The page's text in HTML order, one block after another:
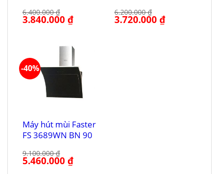
6.400.000₫
Giá
gốc
3.840.000₫Giá
hiện
6.200.000₫
Giá
gốc
3.720.000₫Giá
hiện
-40%
Máy hút mùi Faster
FS 3689WN BN 90
9.100.000₫
Giá
gốc
5.460.000₫Giá
hiện